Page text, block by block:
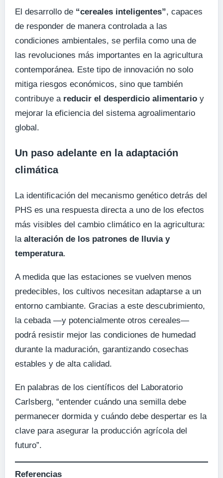
El desarrollo de “cereales inteligentes”, capaces
de responder de manera controlada a las
condiciones ambientales, se perfila como una de
las revoluciones más importantes en la agricultura
contemporánea. Este tipo de innovación no solo
mitiga riesgos económicos, sino que también
contribuye a reducir el desperdicio alimentario y
mejorar la eficiencia del sistema agroalimentario
global.
Un paso adelante en la adaptación
climática
La identificación del mecanismo genético detrás del
PHS es una respuesta directa a uno de los efectos
más visibles del cambio climático en la agricultura:
la alteración de los patrones de lluvia y
temperatura.
A medida que las estaciones se vuelven menos
predecibles, los cultivos necesitan adaptarse a un
entorno cambiante. Gracias a este descubrimiento,
la cebada —y potencialmente otros cereales—
podrá resistir mejor las condiciones de humedad
durante la maduración, garantizando cosechas
estables y de alta calidad.
En palabras de los científicos del Laboratorio
Carlsberg, “entender cuándo una semilla debe
permanecer dormida y cuándo debe despertar es la
clave para asegurar la producción agrícola del
futuro”.
Referencias